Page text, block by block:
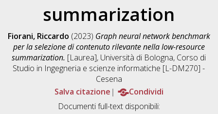
summarization
Fiorani, Riccardo (2023) Graph neural network benchmark
per la selezione di contenuto rilevante nella low-resource
summarization. [Laurea], Università di Bologna, Corso di
Studio in Ingegneria e scienze informatiche [L-DM270] -
Cesena
Salva citazione
Condividi
Documenti full-text disponibili: